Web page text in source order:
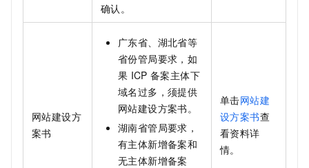
确认。
网站建设方
案书
广东省、湖北省等
省份管局要求，如
果 ICP 备案主体下
域名过多，须提供
网站建设方案书。
湖南省管局要求，
有主体新增备案和
无主体新增备案
单击网站建
设方案书查
看资料详
情。